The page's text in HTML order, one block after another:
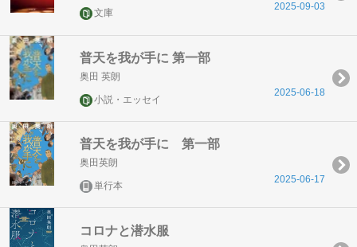
文庫
2025-09-03
普天を我が手に 第一部
奥田 英朗
小説・エッセイ
2025-06-18
普天を我が手に 第一部
奥田英朗
単行本
2025-06-17
コロナと潜水服